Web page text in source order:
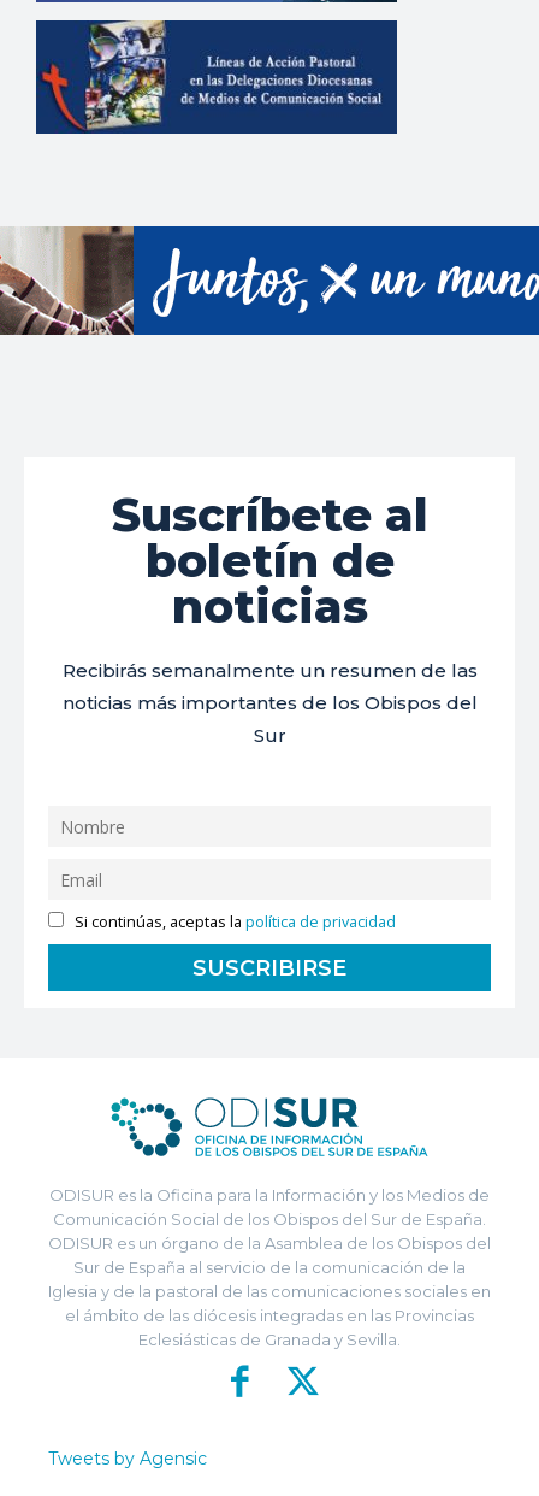
Suscríbete al
boletín de
noticias
Recibirás semanalmente un resumen de las
noticias más importantes de los Obispos del
Sur
Si continúas, aceptas lapolítica de privacidad
ODISUR es la Oficina para la Información y los Medios de
Comunicación Social de los Obispos del Sur de España.
ODISUR es un órgano de la Asamblea de los Obispos del
Sur de España al servicio de la comunicación de la
Iglesia y de la pastoral de las comunicaciones sociales en
el ámbito de las diócesis integradas en las Provincias
Eclesiásticas de Granada y Sevilla.
Tweets by Agensic